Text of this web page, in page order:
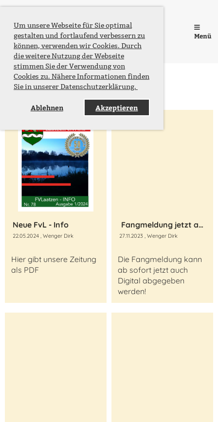
Um unsere Webseite für Sie optimal
gestalten und fortlaufend verbessern zu
können, verwenden wir Cookies. Durch
die weitere Nutzung der Webseite
stimmen Sie der Verwendung von
Cookies zu. Nähere Informationen finden
Sie in unserer Datenschutzerklärung.
Ablehnen Akzeptieren
1968
Menü
Neue FvL - Info
22.05.2024 , Wenger Dirk
Hier gibt unsere Zeitung
als PDF
Fangmeldung jetzt auch Digital
27.11.2023 , Wenger Dirk
Die Fangmeldung kann
ab sofort jetzt auch
Digital abgegeben
werden!